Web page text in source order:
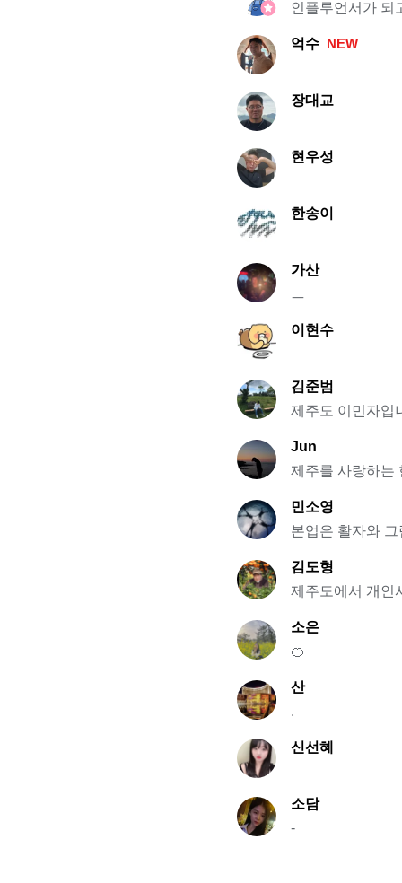
인플루언서가 되
억수 NEW
장대교
현우성
한송이
가산
ㅡ
이현수
김준범
제주도 이민자입
Jun
제주를 사랑하는
민소영
본업은 활자와
김도형
제주도에서 개인
소은
🍊
산
.
신선혜
소담
-